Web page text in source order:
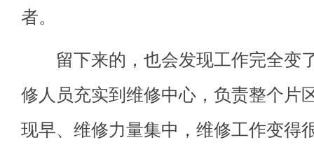
者。
留下来的，也会发现工作完全变
修人员充实到维修中心，负责整个片
现早、维修力量集中，维修工作变得